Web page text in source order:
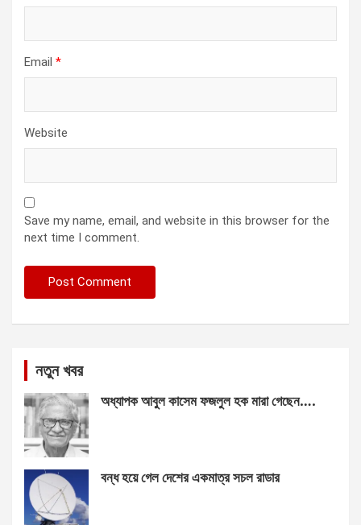
Email *
Website
Save my name, email, and website in this browser for the
next time I comment.
নতুন খবর
অধ্যাপক আবুল কাসেম ফজলুল হক মারা গেছেন….
বন্ধ হয়ে গেল দেশের একমাত্র সচল রাডার